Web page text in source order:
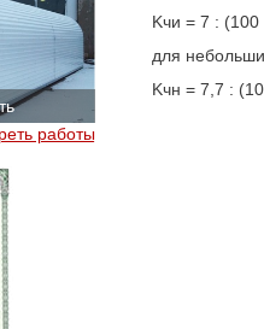
работы
Kчи = 7 :
для
Kчн = 7,7 :